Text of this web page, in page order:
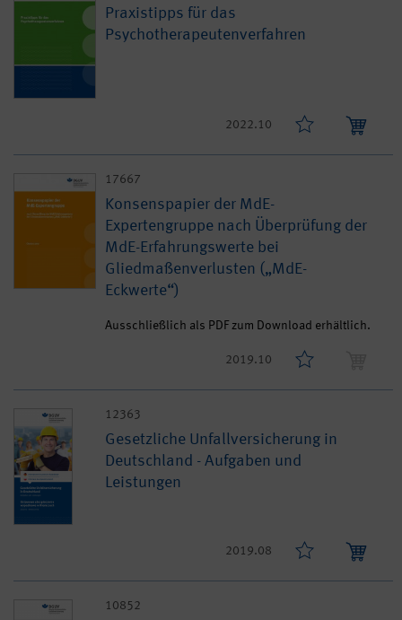
Praxistipps für das
Psychotherapeutenverfahren
2022.10
17667
Konsenspapier der MdE-
Expertengruppe nach Überprüfung der
MdE-Erfahrungswerte bei
Gliedmaßenverlusten („MdE-
Eckwerte“)
Ausschließlich als PDF zum Download erhältlich.
2019.10
12363
Gesetzliche Unfallversicherung in
Deutschland - Aufgaben und
Leistungen
2019.08
10852